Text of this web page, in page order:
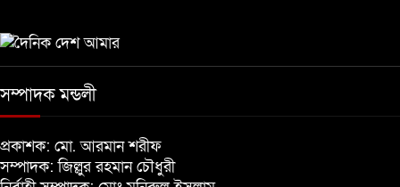
সম্পাদক মন্ডলী
প্রকাশক: মো. আরমান শরীফ
সম্পাদক: জিল্লুর রহমান চৌধুরী